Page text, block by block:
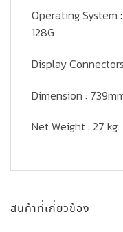
Operating System :
128G
Display
Dimension :
Net Weight : 27 kg.
สินค้าที่เกี่ยวข้อง